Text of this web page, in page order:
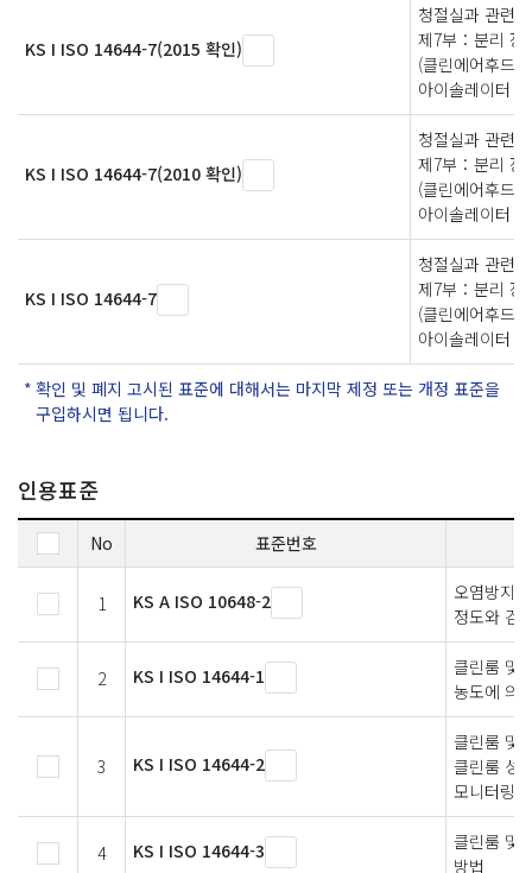
KS I ISO 14644-7(2015 확인)
청절실과 관련
제7부：분리 장
(클린에어후드,
아이솔레이터
KS I ISO 14644-7(2010 확인)
청절실과 관련
제7부：분리 장
(클린에어후드,
아이솔레이터
KS I ISO 14644-7
청절실과 관련
제7부：분리 장
(클린에어후드,
아이솔레이터
확인 및 폐지 고시된 표준에 대해서는 마지막 제정 또는 개정 표준을
구입하시면 됩니다.
인용표준
No 표준번호
1 KS A ISO 10648-2
오염방지
정도와 검
2 KS I ISO 14644-1
클린룸 및
농도에 의
3 KS I ISO 14644-2
클린룸 및
클린룸 성
모니터링
4 KS I ISO 14644-3
클린룸 및
방법